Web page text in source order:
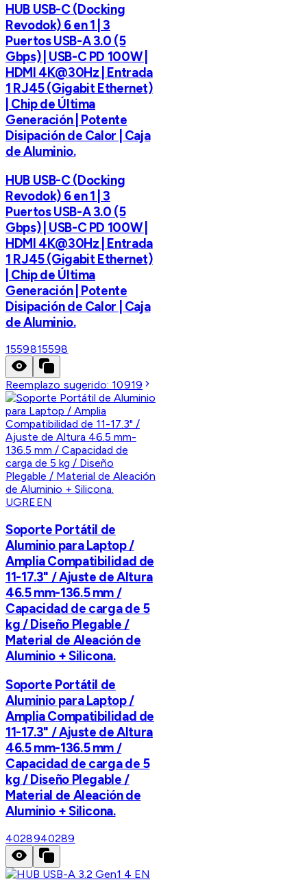
HUB USB-C (Docking
Revodok) 6 en 1 | 3
Puertos USB-A 3.0 (5
Gbps) | USB-C PD 100W |
HDMI 4K@30Hz | Entrada
1 RJ45 (Gigabit Ethernet)
| Chip de Última
Generación | Potente
Disipación de Calor | Caja
de Aluminio.
HUB USB-C (Docking
Revodok) 6 en 1 | 3
Puertos USB-A 3.0 (5
Gbps) | USB-C PD 100W |
HDMI 4K@30Hz | Entrada
1 RJ45 (Gigabit Ethernet)
| Chip de Última
Generación | Potente
Disipación de Calor | Caja
de Aluminio.
1559815598
Reemplazo sugerido: 10919
UGREEN
Soporte Portátil de
Aluminio para Laptop /
Amplia Compatibilidad de
11-17.3" / Ajuste de Altura
46.5 mm-136.5 mm /
Capacidad de carga de 5
kg / Diseño Plegable /
Material de Aleación de
Aluminio + Silicona.
Soporte Portátil de
Aluminio para Laptop /
Amplia Compatibilidad de
11-17.3" / Ajuste de Altura
46.5 mm-136.5 mm /
Capacidad de carga de 5
kg / Diseño Plegable /
Material de Aleación de
Aluminio + Silicona.
4028940289